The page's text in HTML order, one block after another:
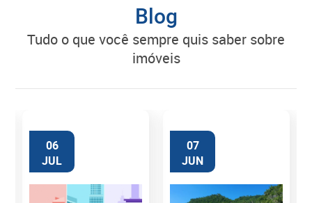
Blog
tudo o que você sempre quis saber sobre
imóveis
06
JUL
07
JUN